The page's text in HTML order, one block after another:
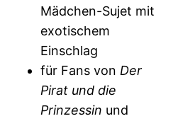
Mädchen-Sujet mit
exotischem
Einschlag
für Fans von Der
Pirat und die
Prinzessin und